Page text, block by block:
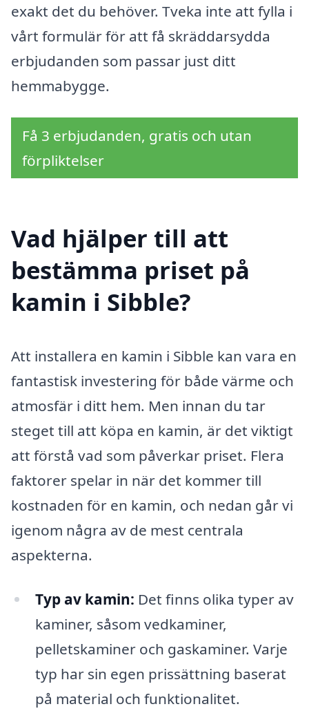
exakt det du behöver. Tveka inte att fylla i
vårt formulär för att få skräddarsydda
erbjudanden som passar just ditt
hemmabygge.
Få 3 erbjudanden, gratis och utan
förpliktelser
Vad hjälper till att
bestämma priset på
kamin i Sibble?
Att installera en kamin i Sibble kan vara en
fantastisk investering för både värme och
atmosfär i ditt hem. Men innan du tar
steget till att köpa en kamin, är det viktigt
att förstå vad som påverkar priset. Flera
faktorer spelar in när det kommer till
kostnaden för en kamin, och nedan går vi
igenom några av de mest centrala
aspekterna.
Typ av kamin: Det finns olika typer av
kaminer, såsom vedkaminer,
pelletskaminer och gaskaminer. Varje
typ har sin egen prissättning baserat
på material och funktionalitet.